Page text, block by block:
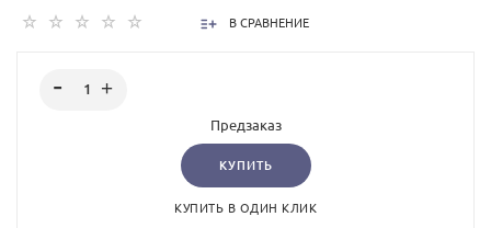
В СРАВНЕНИЕ
Предзаказ
КУПИТЬ
КУПИТЬ В ОДИН КЛИК